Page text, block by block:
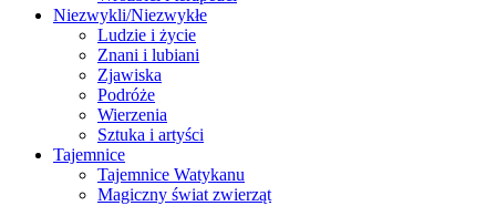
Niezwykli/Niezwykłe
Ludzie i życie
Znani i lubiani
Zjawiska
Podróże
Wierzenia
Sztuka i artyści
Tajemnice
Tajemnice Watykanu
Magiczny świat zwierząt